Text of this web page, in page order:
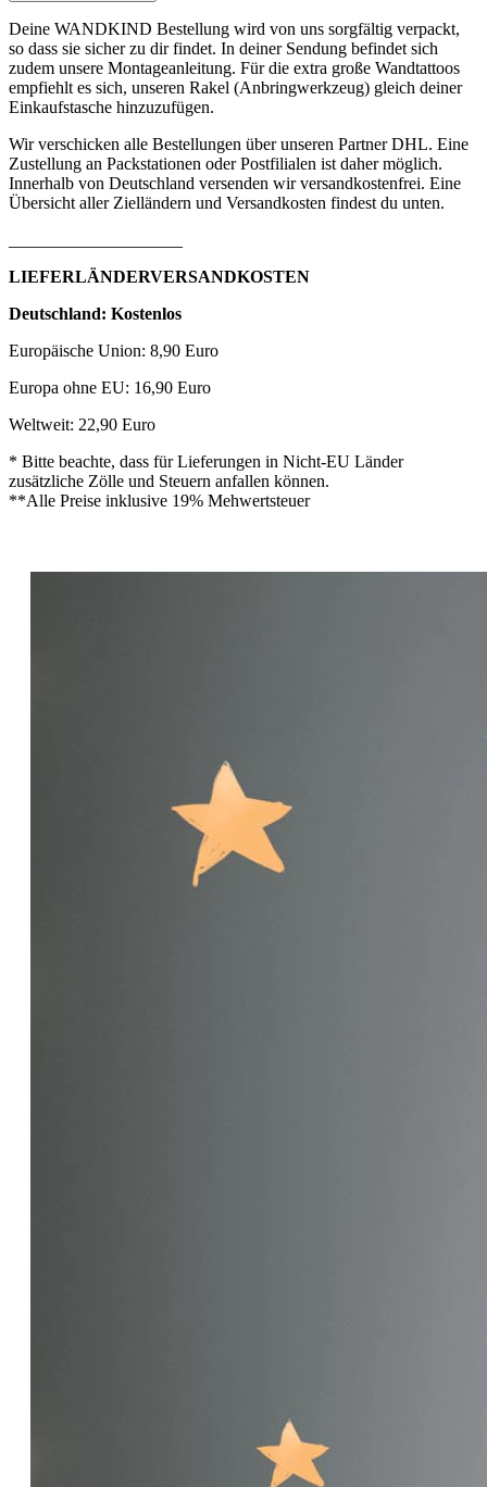
Deine WANDKIND Bestellung wird von uns sorgfältig verpackt,
so dass sie sicher zu dir findet. In deiner Sendung befindet sich
zudem unsere Montageanleitung. Für die extra große Wandtattoos
empfiehlt es sich, unseren Rakel (Anbringwerkzeug) gleich deiner
Einkaufstasche hinzuzufügen.
Wir verschicken alle Bestellungen über unseren Partner DHL. Eine
Zustellung an Packstationen oder Postfilialen ist daher möglich.
Innerhalb von Deutschland versenden wir versandkostenfrei. Eine
Übersicht aller Zielländern und Versandkosten findest du unten.
LIEFERLÄNDERVERSANDKOSTEN
Deutschland: Kostenlos
Europäische Union: 8,90 Euro
Europa ohne EU: 16,90 Euro
Weltweit: 22,90 Euro
* Bitte beachte, dass für Lieferungen in Nicht-EU Länder
zusätzliche Zölle und Steuern anfallen können.
**Alle Preise inklusive 19% Mehwertsteuer